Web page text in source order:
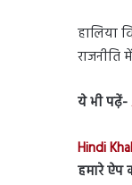
हालिया
राजनीति
ये भी पढ़ें-
Hindi
हमारे ऐप